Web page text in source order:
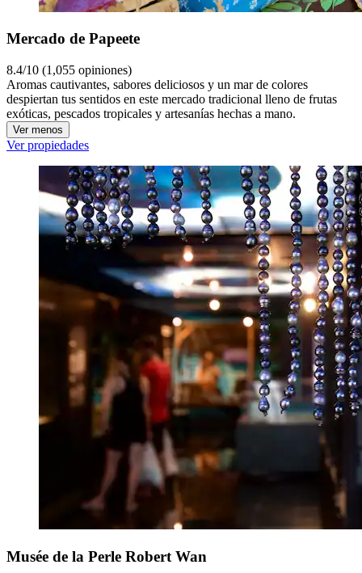
Mercado de Papeete
8.4/10 (1,055 opiniones)
Aromas cautivantes, sabores deliciosos y un mar de colores
despiertan tus sentidos en este mercado tradicional lleno de frutas
exóticas, pescados tropicales y artesanías hechas a mano.
Ver menos
Ver propiedades
Musée de la Perle Robert Wan